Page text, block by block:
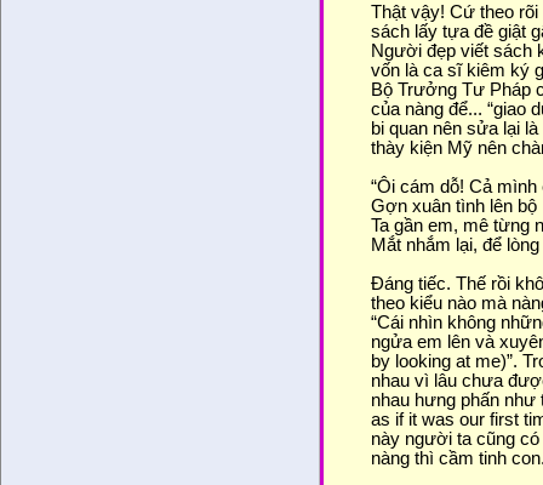
Thật vậy! Cứ theo
sách lấy tựa đề giật
Người đẹp viết sách
vốn là ca sĩ kiêm ký
Bộ Trưởng Tư Pháp
của nàng để... “giao
bi quan nên sửa lại
thày kiện Mỹ nên
“Ôi cám dỗ! Cả
Gợn xuân tình lên
Ta gần em, mê từng
Mắt nhắm lại, để
Đáng tiếc. Thế rồi
theo kiểu nào mà
“Cái nhìn không
ngửa em lên và
by looking at me)”.
nhau vì lâu chưa
nhau hưng phấn như
as if it was our first
này người ta cũng có
nàng thì cầm tinh